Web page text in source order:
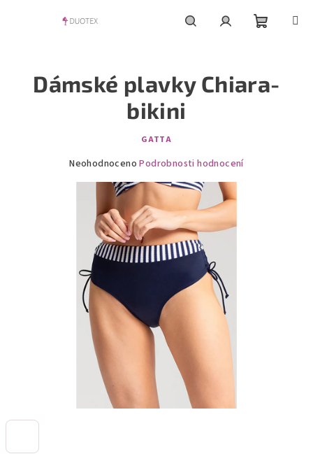
košík
Dámské plavky Chiara-
bikini
GATTA
Průměrné
hvězdiček.
Neohodnoceno Podrobnosti hodnocení